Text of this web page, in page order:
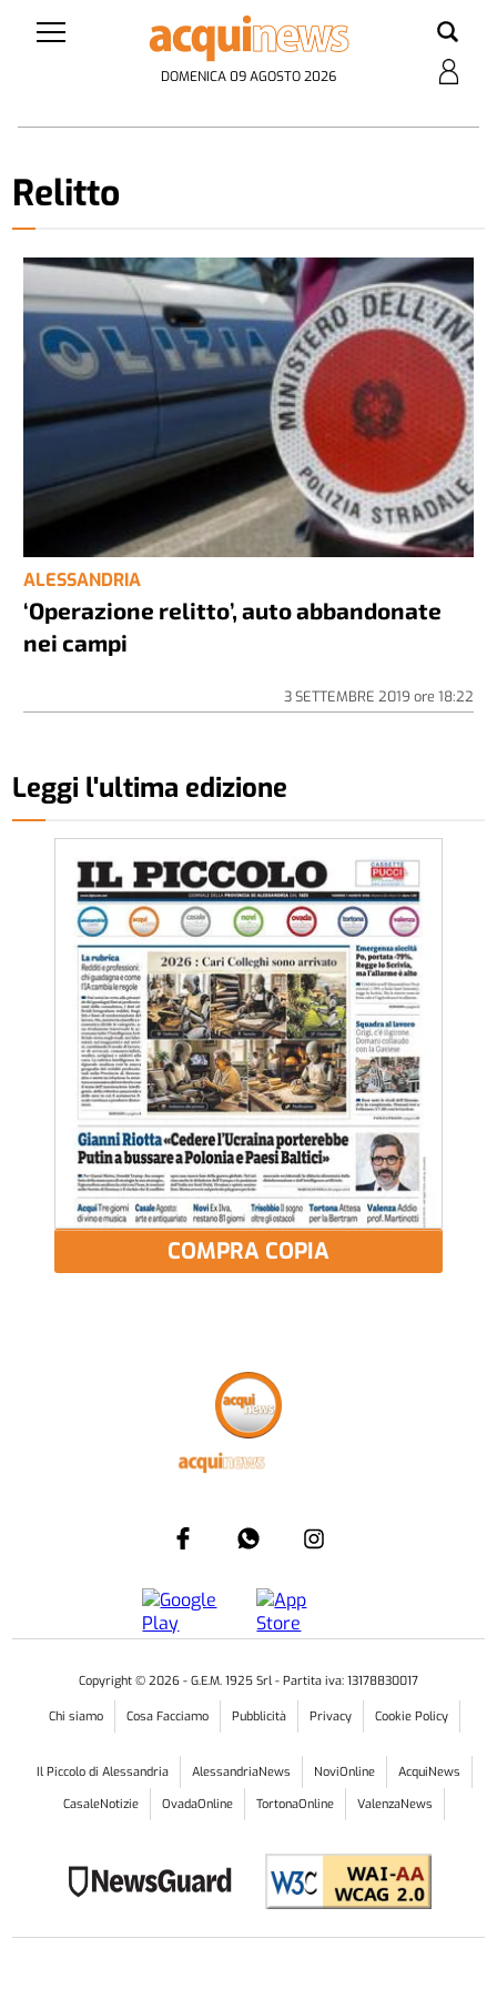
DOMENICA 09 AGOSTO 2026
Relitto
ALESSANDRIA
‘Operazione relitto’, auto abbandonate
nei campi
3 SETTEMBRE 2019 ore 18:22
Leggi l'ultima edizione
COMPRA COPIA
Copyright © 2026 - G.E.M. 1925 Srl - Partita iva: 13178830017
Chi siamo Cosa Facciamo Pubblicità Privacy Cookie Policy
Il Piccolo di Alessandria AlessandriaNews NoviOnline
AcquiNews
CasaleNotizie
OvadaOnline TortonaOnline ValenzaNews